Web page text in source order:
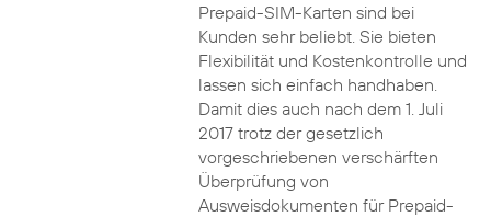
Prepaid-SIM-Karten sind bei
Kunden sehr beliebt. Sie bieten
Flexibilität und Kostenkontrolle und
lassen sich einfach handhaben.
Damit dies auch nach dem 1. Juli
2017 trotz der gesetzlich
vorgeschriebenen verschärften
Überprüfung von
Ausweisdokumenten für Prepaid-